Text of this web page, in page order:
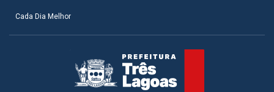
Cada Dia Melhor